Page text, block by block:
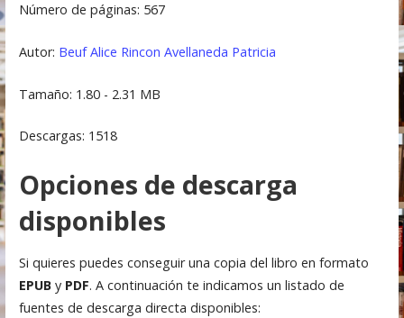
Número de páginas: 567
Autor: Beuf Alice Rincon Avellaneda Patricia
Tamaño: 1.80 - 2.31 MB
Descargas: 1518
Opciones de descarga
disponibles
Si quieres puedes conseguir una copia del libro en formato
EPUBy PDF. A continuación te indicamos un listado de
fuentes de descarga directa disponibles: